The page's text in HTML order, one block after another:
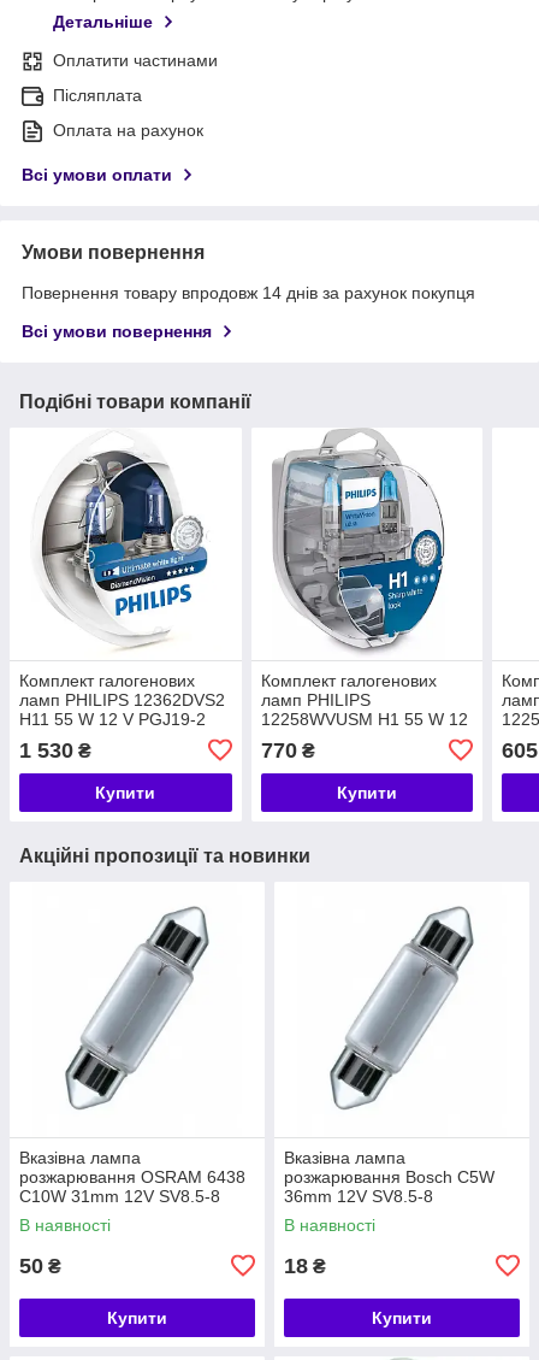
Детальніше
Оплатити частинами
Післяплата
Оплата на рахунок
Всі умови оплати
Умови повернення
Повернення товару впродовж 14 днів за рахунок покупця
Всі умови повернення
Подібні товари компанії
Комплект галогенових
ламп PHILIPS 12362DVS2
H11 55 W 12 V PGJ19-2
1 530 ₴
Купити
Комплект галогенових
ламп PHILIPS
12258WVUSM H1 55 W 12
WhiteVisionULTRA + 60%
(3700 K)
770₴
Купити
605
Акційні пропозиції та новинки
Вказівна лампа
розжарювання OSRAM 6438
C10W 31mm 12V SV8.5-8
5X10FS
В наявності
50 ₴
Купити
Вказівна лампа
розжарювання Bosch C5W
36mm 12V SV8.5-8
(1987302211)
В наявності
18 ₴
Купити